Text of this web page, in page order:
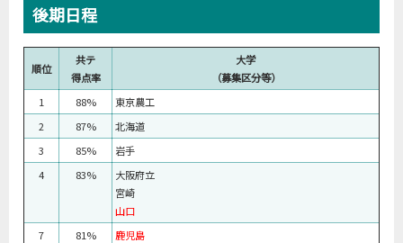
後期日程
順位
共テ
得点率
大学
（募集区分等）
1
88%
東京農工
2
87%
北海道
3
85%
岩手
4
83%
大阪府立
宮崎
山口
7
81%
鹿児島